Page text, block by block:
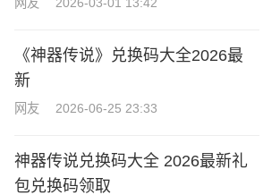
《神器传说》兑换码大全2026最
新
网友 2026-06-25 23:33
神器传说兑换码大全 2026最新礼
包兑换码领取